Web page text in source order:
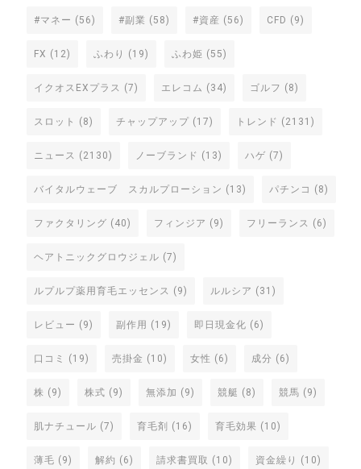
#マネー (56) #副業 (58) #資産 (56) CFD (9)
FX (12) ふわり (19) ふわ姫 (55)
イクオスEXプラス (7) エレコム (34) ゴルフ (8)
スロット (8) チャップアップ (17) トレンド (2131)
ニュース (2130) ノーブランド (13) ハゲ (7)
バイタルウェーブ スカルプローション (13) パチンコ (8)
ファクタリング (40) フィンジア (9) フリーランス (6)
ヘアトニックグロウジェル (7)
ルプルプ薬用育毛エッセンス (9) ルルシア (31)
レビュー (9) 副作用 (19) 即日現金化 (6)
口コミ (19) 売掛金 (10) 女性 (6) 成分 (6)
株 (9) 株式 (9) 無添加 (9) 競艇 (8) 競馬 (9)
肌ナチュール (7) 育毛剤 (16) 育毛効果 (10)
薄毛 (9) 解約 (6) 請求書買取 (10) 資金繰り (10)